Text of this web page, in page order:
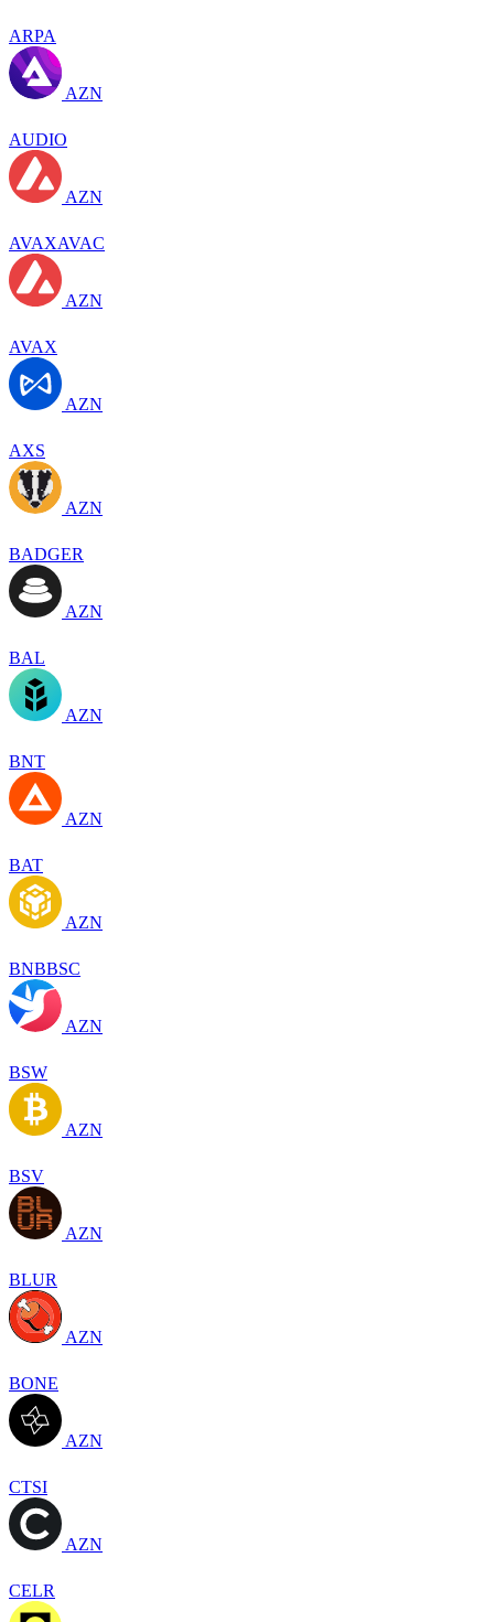
ARPA
AZN
AUDIO
AZN
AVAXAVAC
AZN
AVAX
AZN
AXS
AZN
BADGER
AZN
BAL
AZN
BNT
AZN
BAT
AZN
BNBBSC
AZN
BSW
AZN
BSV
AZN
BLUR
AZN
BONE
AZN
CTSI
AZN
CELR